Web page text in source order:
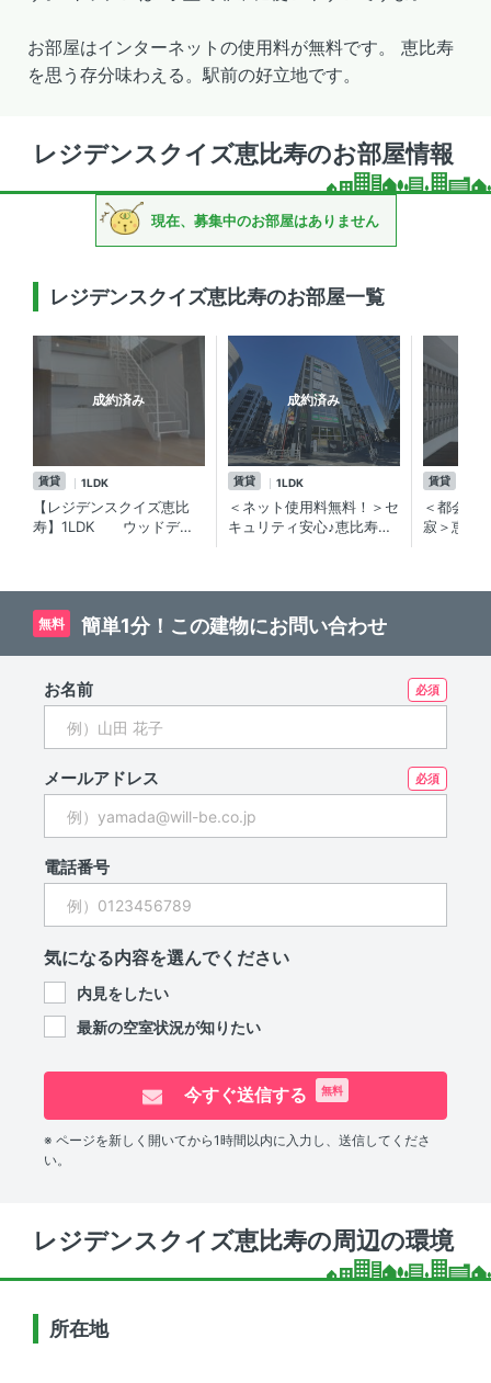
お部屋はインターネットの使用料が無料です。 恵比寿
を思う存分味わえる。駅前の好立地です。
レジデンスクイズ恵比寿のお部屋情報
現在、募集中のお部屋はありません
レジデンスクイズ恵比寿のお部屋一覧
成約済み
賃貸 1LDK
【レジデンスクイズ恵比
寿】1LDK ウッドデッ
成約済み
賃貸 1LDK
＜ネット使用料無料！＞セ
キュリティ安心♪恵比寿駅
賃貸
＜都会の
寂＞恵比
無料 簡単1分！この建物にお問い合わせ
お名前
メールアドレス
電話番号
気になる内容を選んでください
内見をしたい
最新の空室状況が知りたい
今すぐ送信する 無料
※ ページを新しく開いてから1時間以内に入力し、送信してくださ
い。
レジデンスクイズ恵比寿の周辺の環境
所在地